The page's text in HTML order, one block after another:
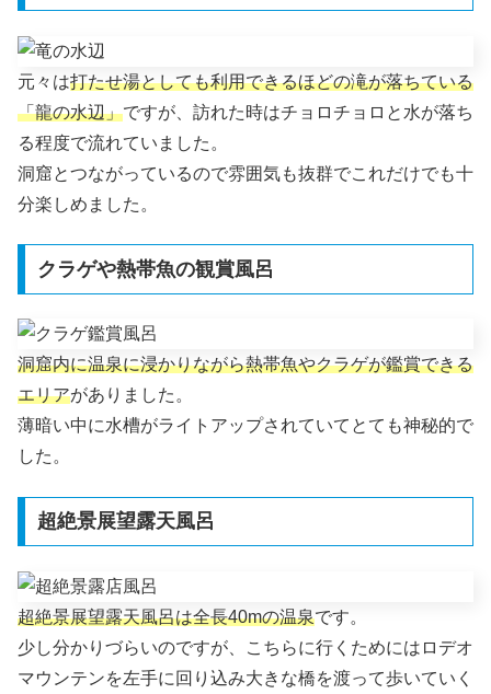
元々は打たせ湯としても利用できるほどの滝が落ちている
「龍の水辺」ですが、訪れた時はチョロチョロと水が落ち
る程度で流れていました。
洞窟とつながっているので雰囲気も抜群でこれだけでも十
分楽しめました。
クラゲや熱帯魚の観賞風呂
洞窟内に温泉に浸かりながら熱帯魚やクラゲが鑑賞できる
エリアがありました。
薄暗い中に水槽がライトアップされていてとても神秘的で
した。
超絶景展望露天風呂
超絶景展望露天風呂は全長40mの温泉です。
少し分かりづらいのですが、こちらに行くためにはロデオ
マウンテンを左手に回り込み大きな橋を渡って歩いていく